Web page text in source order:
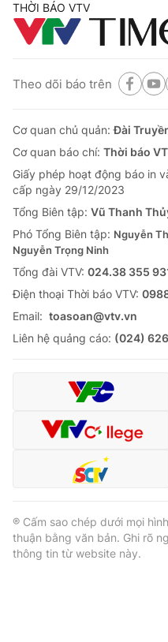
® Cấm sao chép dưới mọi
thuận bằng văn bản. Ghi rõ
thông tin từ website này.
THỜI BÁO VTV
Theo dõi báo trên
Cơ quan chủ quản:Đài
Cơ quan báo chí: Thời báo
Giấy phép hoạt động báo in
cấp ngày 29/12/2023
Tổng Biên tập: Vũ Thanh
Phó Tổng Biên tập: Nguyễn
Nguyễn Trọng Ninh
Tổng đài VTV: 024.38 355
Ðiện thoại Thời báo VTV:
Email: toasoan@vtv.vn
Liên hệ quảng cáo: (024)
® Cấm sao chép dưới mọi
thuận bằng văn bản. Ghi rõ
thông tin từ website này.